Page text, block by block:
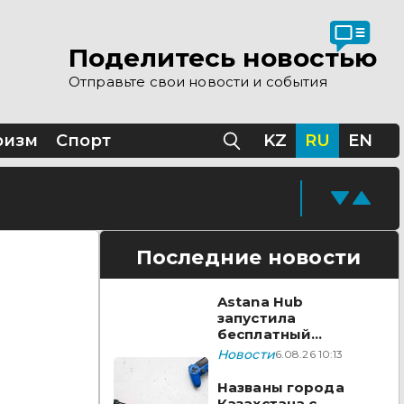
Поделитесь новостью
Отправьте свои новости и события
Спорт KZ RU EN
Последние новости
Astana Hub
запустила
бесплатный
акселератор для
видеоигр
Новости6.08.26 10:13
Названы города